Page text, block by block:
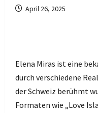
April 26, 2025
Elena Miras ist eine
durch verschiedene
der Schweiz berühmt
Formaten wie „Love